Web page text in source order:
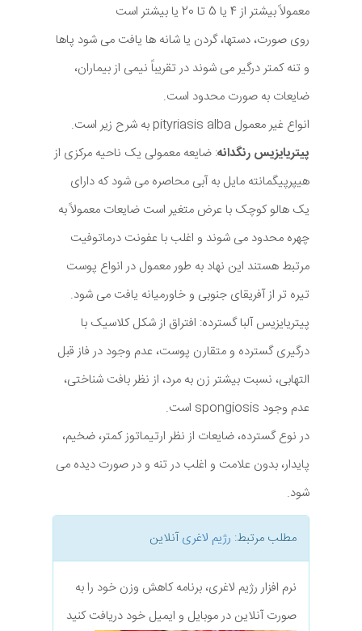
معمولاً بیشتر از 4 یا 5 تا 20 یا بیشتر است
روی صورت، دستها، گردن یا شانه ها یافت می شود پاها
و تنه کمتر درگیر می شوند در تقریباً نیمی از بیماران،
ضایعات به صورت محدود است.
انواع غیر معمول pityriasis alba به شرح زیر است.
پیتریایزیس رنگدانه: ضایعه معمولی یک ناحیه مرکزی از
هیپرپیگمانته مایل به آبی محاصره می شود که دارای
یک هالو کوچک با عرض متغیر است ضایعات معمولاً به
چهره محدود می شوند و اغلب با عفونت درماتوفیت
مرتبط هستند این نهاد به طور معمول در انواع پوست
تیره تر از آفریقای جنوبی و خاورمیانه یافت می شود.
پیتریایزیس آلبا گسترده: افتراق از شکل کلاسیک با
درگیری گسترده و متقارن پوست، عدم وجود در فاز قبل
التهابی، نسبت بیشتر زن به مرد، از نظر بافت شناختی،
عدم وجود spongiosis است.
در نوع گسترده، ضایعات از نظر ارتیماتوز کمتر، ضخیم،
پایدار، بدون علامت و اغلب در تنه و در صورت دیده می
شود.
مطلب مرتبط: رژیم لاغریآنلاین
نرم افزار رژیم لاغری، برنامه کاهش وزن خود را به
صورت آنلاین در موبایل و ایمیل خود دریافت کنید